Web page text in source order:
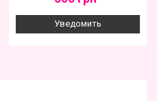
Уведомить